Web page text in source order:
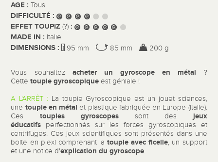
AGE :Tous
DIFFICULTÉ :
EFFET TOUPIZ(?) :
MADE IN : Italie
DIMENSIONS : 95 mm 85 mm 200 g
Vous souhaitez acheter un gyroscope en métal ?
Cettetoupie gyroscopique est géniale !
A L'ARRÊT : La toupie Gyroscopique est un jouet sciences,
une toupie en métal et plastique fabriquée en Europe (Italie).
Ces toupies gyroscopessont des jeux
éducatifs perfectionnés sur les forces gyroscopiques et
centrifuges. Ces jeux scientifiques sont présentés dans une
boite en plexi comprenant latoupie avec ficelle, un support
et une notice d'explication du gyroscope.